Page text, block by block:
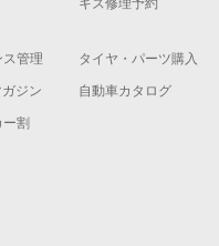
ス管理 タイヤ・パーツ購入
ジン 自動車カタログ
割